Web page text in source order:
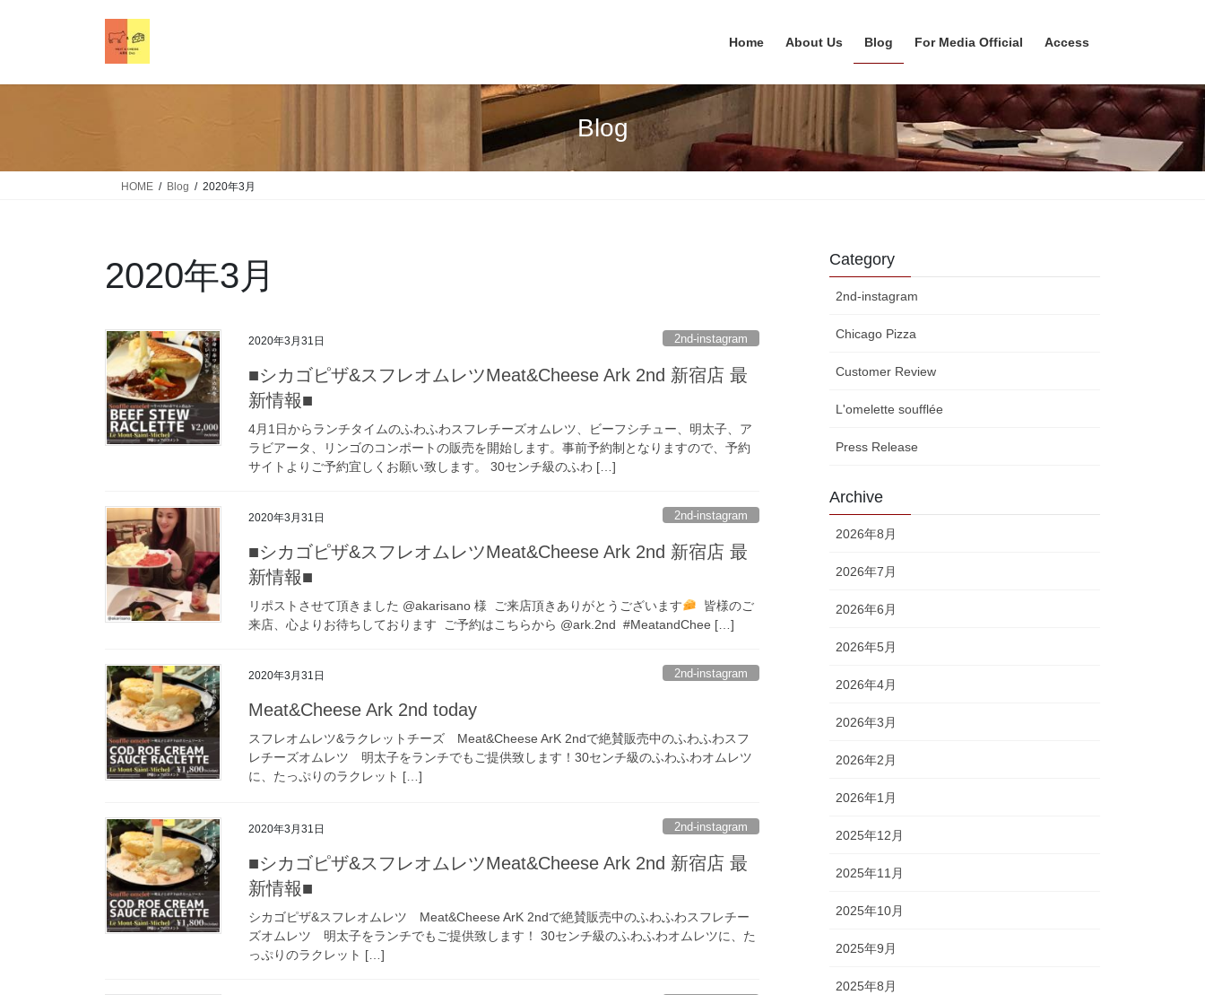
Home About Us Blog For Media Official Access
Blog
HOME Blog 2020年3月
2020年3月
2020年3月31日 2nd-instagram
■シカゴピザ&スフレオムレツMeat&Cheese Ark 2nd 新宿店 最
新情報■
4月1日からランチタイムのふわふわスフレチーズオムレツ、ビーフシチュー、明太子、ア
ラビアータ、リンゴのコンポートの販売を開始します。事前予約制となりますので、予約
サイトよりご予約宜しくお願い致します。 30センチ級のふわ […]
2020年3月31日 2nd-instagram
■シカゴピザ&スフレオムレツMeat&Cheese Ark 2nd 新宿店 最
新情報■
リポストさせて頂きました @akarisano 様 ご来店頂きありがとうございます
皆様のご
来店、心よりお待ちしております ご予約はこちらから @ark.2nd #MeatandChee […]
2020年3月31日 2nd-instagram
Meat&Cheese Ark 2nd today
スフレオムレツ&ラクレットチーズ Meat&Cheese ArK 2ndで絶賛販売中のふわふわスフ
レチーズオムレツ 明太子をランチでもご提供致します！30センチ級のふわふわオムレツ
に、たっぷりのラクレット […]
2020年3月31日 2nd-instagram
■シカゴピザ&スフレオムレツMeat&Cheese Ark 2nd 新宿店 最
新情報■
シカゴピザ&スフレオムレツ Meat&Cheese ArK 2ndで絶賛販売中のふわふわスフレチー
ズオムレツ 明太子をランチでもご提供致します！ 30センチ級のふわふわオムレツに、た
っぷりのラクレット […]
Category
2nd-instagram
Chicago Pizza
Customer Review
L'omelette soufflée
Press Release
Archive
2026年8月
2026年7月
2026年6月
2026年5月
2026年4月
2026年3月
2026年2月
2026年1月
2025年12月
2025年11月
2025年10月
2025年9月
2025年8月